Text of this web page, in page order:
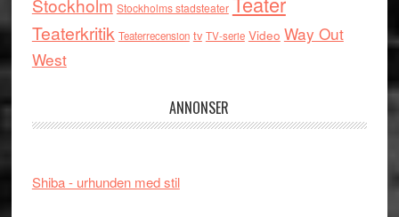
Stockholm Stockholms stadsteater
Teaterkritik Teaterrecension tv TV-serie Video Way Out
West
ANNONSER
Shiba - urhunden med stil